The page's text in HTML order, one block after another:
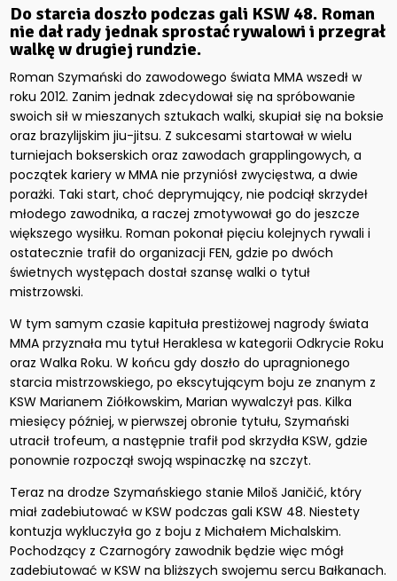
Do starcia doszło podczas gali KSW 48. Roman
nie dał rady jednak sprostać rywalowi i przegrał
walkę w drugiej rundzie.
Roman Szymański do zawodowego świata MMA wszedł w
roku 2012. Zanim jednak zdecydował się na spróbowanie
swoich sił w mieszanych sztukach walki, skupiał się na boksie
oraz brazylijskim jiu-jitsu. Z sukcesami startował w wielu
turniejach bokserskich oraz zawodach grapplingowych, a
początek kariery w MMA nie przyniósł zwycięstwa, a dwie
porażki. Taki start, choć deprymujący, nie podciął skrzydeł
młodego zawodnika, a raczej zmotywował go do jeszcze
większego wysiłku. Roman pokonał pięciu kolejnych rywali i
ostatecznie trafił do organizacji FEN, gdzie po dwóch
świetnych występach dostał szansę walki o tytuł
mistrzowski.
W tym samym czasie kapituła prestiżowej nagrody świata
MMA przyznała mu tytuł Heraklesa w kategorii Odkrycie Roku
oraz Walka Roku. W końcu gdy doszło do upragnionego
starcia mistrzowskiego, po ekscytującym boju ze znanym z
KSW Marianem Ziółkowskim, Marian wywalczył pas. Kilka
miesięcy później, w pierwszej obronie tytułu, Szymański
utracił trofeum, a następnie trafił pod skrzydła KSW, gdzie
ponownie rozpoczął swoją wspinaczkę na szczyt.
Teraz na drodze Szymańskiego stanie Miloš Janičić, który
miał zadebiutować w KSW podczas gali KSW 48. Niestety
kontuzja wykluczyła go z boju z Michałem Michalskim.
Pochodzący z Czarnogóry zawodnik będzie więc mógł
zadebiutować w KSW na bliższych swojemu sercu Bałkanach.